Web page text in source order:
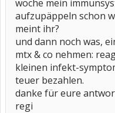
woche mein
aufzupäppeln schon
meint ihr?
und dann noch was,
mtx & co nehmen:
kleinen infekt-
teuer bezahlen.
danke für eure
regi